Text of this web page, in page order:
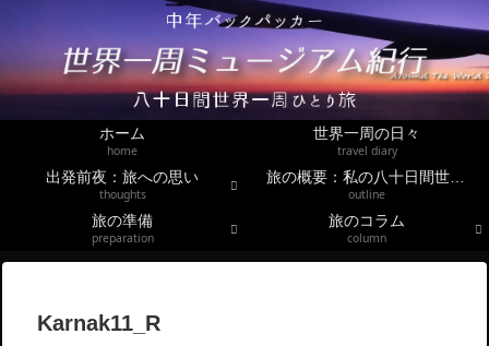
ホーム
home
世界一周の日々
travel diary
出発前夜：旅への思い
thoughts
旅の概要：私の八十日間世界一周
outline
旅の準備
preparation
旅のコラム
column
Karnak11_R